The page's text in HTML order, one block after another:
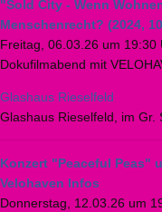
"Sold City - Wenn
Menschenrecht? (2024,
Freitag, 06.03.26 um 19:30
Dokufilmabend mit
Glashaus Rieselfeld
Glashaus Rieselfeld, im Gr.
Konzert "Peaceful Peas"
Velohaven Infos
Donnerstag, 12.03.26 um